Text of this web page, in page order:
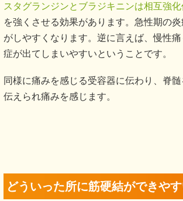
スタグランジンとブラジキニンは相互強化
を強くさせる効果があります。急性期の
がしやすくなります。逆に言えば、慢性
症が出てしまいやすいということです。
同様に痛みを感じる受容器に伝わり、脊
伝えられ痛みを感じます。
どういった所に筋硬結ができや